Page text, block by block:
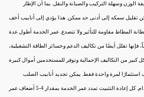
الوزن وسهلة التركيب والصيانة والنقل. بما أن الإطار
تقليل سمكه إلى أدنى حد ممكن. هذا يؤدي إلى أنابيب أخف
بطانة المطاط مقاومة للتأثير ولا تتصدع. عمر الخدمة أطول عدة
تقلل أيضًا من تكاليف الدعم وخسائر الطاقة التشغيلية،
استثمارًا لمرة واحدة فقط. يمكن تجديد أنابيب الصلب
المستعملة وإعادة بطانة المطاط لإعادة الاستخدام. كل إعادة التثبيت تمدد عمر الخدمة بمقدار 4-5 أضعاف عمر